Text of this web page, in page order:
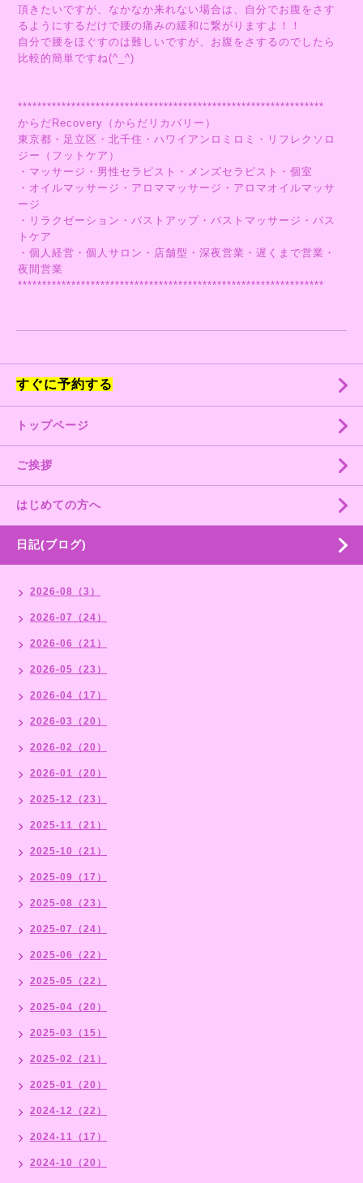
頂きたいですが、なかなか来れない場合は、自分でお腹をさす
るようにするだけで腰の痛みの緩和に繋がりますよ！！
自分で腰をほぐすのは難しいですが、お腹をさするのでしたら
比較的簡単ですね(^_^)
***************************************************************
からだRecovery（からだリカバリー）
東京都・足立区・北千住・ハワイアンロミロミ・リフレクソロ
ジー（フットケア）
・マッサージ・男性セラピスト・メンズセラピスト・個室
・オイルマッサージ・アロママッサージ・アロマオイルマッサ
ージ
・リラクゼーション・バストアップ・バストマッサージ・バス
トケア
・個人経営・個人サロン・店舗型・深夜営業・遅くまで営業・
夜間営業
***************************************************************
すぐに予約する
トップページ
ご挨拶
はじめての方へ
日記(ブログ)
2026-08（3）
2026-07（24）
2026-06（21）
2026-05（23）
2026-04（17）
2026-03（20）
2026-02（20）
2026-01（20）
2025-12（23）
2025-11（21）
2025-10（21）
2025-09（17）
2025-08（23）
2025-07（24）
2025-06（22）
2025-05（22）
2025-04（20）
2025-03（15）
2025-02（21）
2025-01（20）
2024-12（22）
2024-11（17）
2024-10（20）